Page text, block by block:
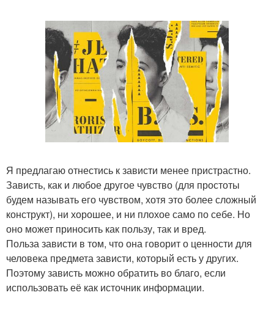
Я предлагаю отнестись к зависти менее пристрастно.
Зависть, как и любое другое чувство (для простоты
будем называть его чувством, хотя это более сложный
конструкт), ни хорошее, и ни плохое само по себе. Но
оно может приносить как пользу, так и вред.
Польза зависти в том, что она говорит о ценности для
человека предмета зависти, который есть у других.
Поэтому зависть можно обратить во благо, если
использовать её как источник информации.